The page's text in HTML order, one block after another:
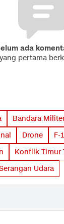
ada
pertama
Bandara
Drone F-
Konflik Timur
Udara